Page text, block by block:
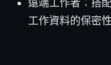
工作資料的保密